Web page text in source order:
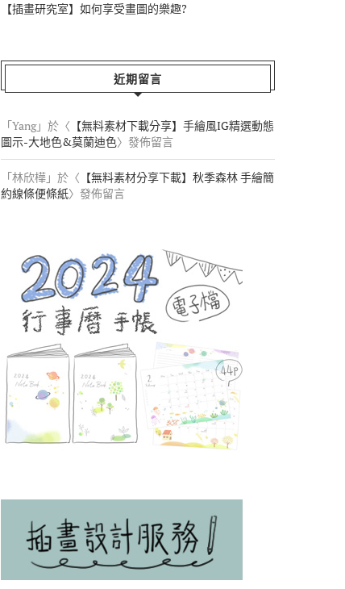
【插畫研究室】如何享受畫圖的樂趣?
近期留言
「Yang」於〈 【無料素材下載分享】手繪風IG精選動態
圖示-大地色&莫蘭迪色〉發佈留言
「林欣樺 」於〈 【無料素材分享下載】秋季森林 手繪簡
約線條便條紙〉發佈留言